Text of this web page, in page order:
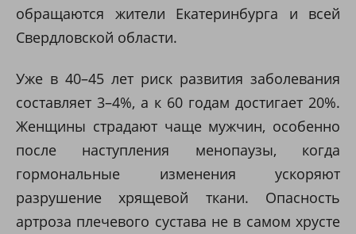
обращаются жители Екатеринбурга и всей
Свердловской области.
Уже в 40–45 лет риск развития заболевания
составляет 3–4%, а к 60 годам достигает 20%.
Женщины страдают чаще мужчин, особенно
после наступления менопаузы, когда
гормональные изменения ускоряют
разрушение хрящевой ткани. Опасность
артроза плечевого сустава не в самом хрусте